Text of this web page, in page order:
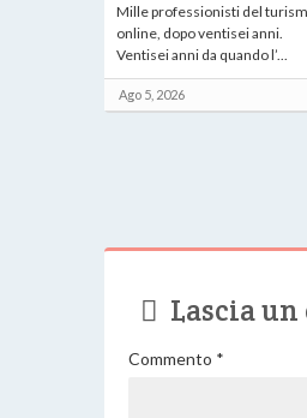
Mille professionisti del
online, dopo ventisei anni.
Ventisei anni da quando l’...
Ago 5, 2026
Lascia
Commento *